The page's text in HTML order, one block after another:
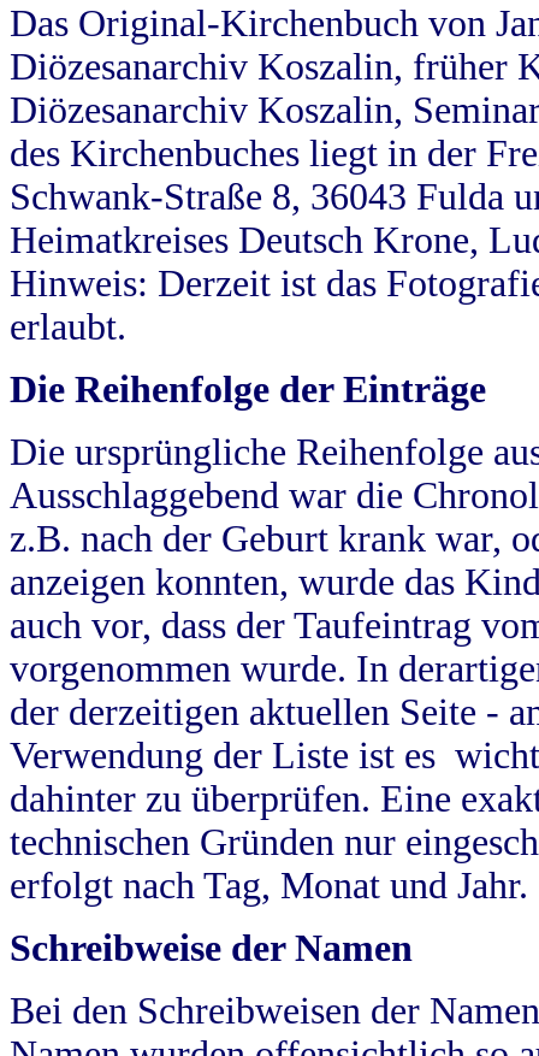
Das Original-Kirchenbuch von
Diözesanarchiv Koszalin, früher
Diözesanarchiv Koszalin,
des Kirchenbuches liegt in der
Schwank-Straße 8, 36043 Fulda
Heimatkreises Deutsch Krone,
Hinweis: Derzeit ist das
erlaubt.
Die Reihenfolge der Einträge
Die ursprüngliche Reihenfolge
Ausschlaggebend war die
z.B. nach der Geburt krank war,
anzeigen konnten, wurde das
auch vor, dass der Taufeintrag
vorgenommen wurde. In
der derzeitigen aktuellen Seite -
Verwendung der Liste ist es
dahinter zu überprüfen. Eine
technischen Gründen nur
erfolgt nach Tag, Monat und Jahr.
Schreibweise der Namen
Bei den Schreibweisen der